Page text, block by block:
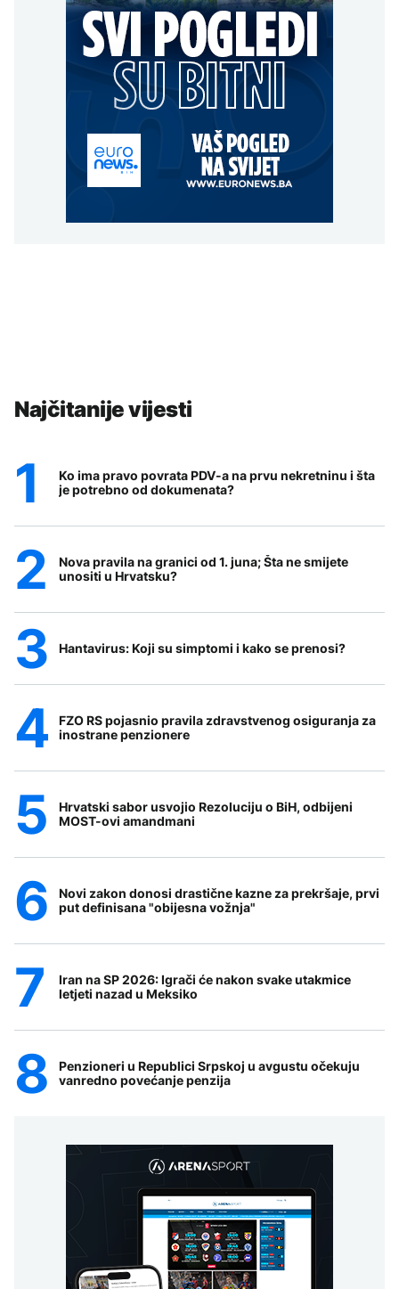
Najčitanije vijesti
Ko ima pravo povrata PDV-a na prvu nekretninu i šta
je potrebno od dokumenata?
Nova pravila na granici od 1. juna; Šta ne smijete
unositi u Hrvatsku?
Hantavirus: Koji su simptomi i kako se prenosi?
FZO RS pojasnio pravila zdravstvenog osiguranja za
inostrane penzionere
Hrvatski sabor usvojio Rezoluciju o BiH, odbijeni
MOST-ovi amandmani
Novi zakon donosi drastične kazne za prekršaje, prvi
put definisana "obijesna vožnja"
Iran na SP 2026: Igrači će nakon svake utakmice
letjeti nazad u Meksiko
Penzioneri u Republici Srpskoj u avgustu očekuju
vanredno povećanje penzija